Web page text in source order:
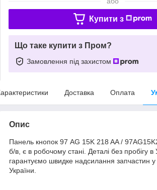
Купити з
Що таке купити з Пром?
Замовлення під захистом
Доставка Оплата
Опис
Панель кнопок 97 AG 15K 218 AA /
б/в, є в робочому стані. Деталі без пробігу в
гарантуємо швидке надсилання запчастин у
України.